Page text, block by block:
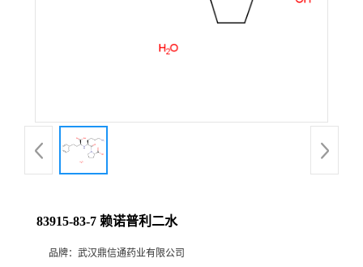
产
83915-83-7 赖诺普利二水
品牌： 武汉鼎信通药业有限公司